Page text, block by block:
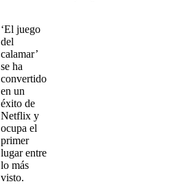
‘El juego
del
calamar’
se ha
convertido
en un
éxito de
Netflix y
ocupa el
primer
lugar entre
lo más
visto.